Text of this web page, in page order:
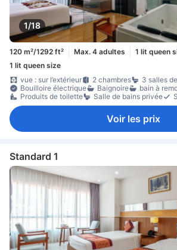
1/18
120 m²/1292 ft² Max. 4 adultes
1 lit queen
1 lit queen size
vue : sur l’extérieur
2 chambres
3 salles
Bouilloire électrique
Baignoire bain à
Produits de toilette
Salle de bains privée
Voir les prix
Standard 1